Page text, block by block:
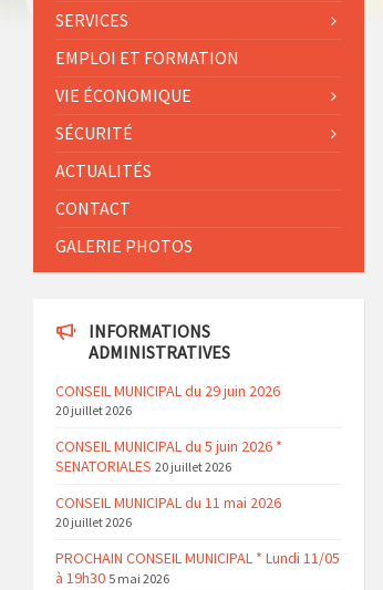
SERVICES
EMPLOI ET FORMATION
VIE ÉCONOMIQUE
SÉCURITÉ
ACTUALITÉS
CONTACT
GALERIE PHOTOS
INFORMATIONS
ADMINISTRATIVES
CONSEIL MUNICIPAL du 29 juin 2026
20 juillet 2026
CONSEIL MUNICIPAL du 5 juin 2026 *
SENATORIALES 20 juillet 2026
CONSEIL MUNICIPAL du 11 mai 2026
20 juillet 2026
PROCHAIN CONSEIL MUNICIPAL * Lundi 11/05
à 19h30 5 mai 2026